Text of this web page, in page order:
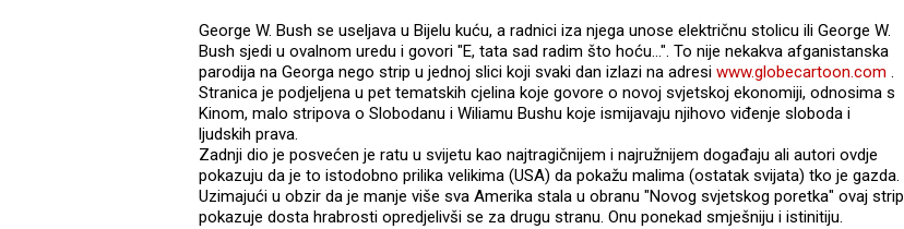
George W. Bush se useljava u Bijelu kuću, a radnici iza njega unose električnu stolicu ili George W.
Bush sjedi u ovalnom uredu i govori "E, tata sad radim što hoću...". To nije nekakva afganistanska
parodija na Georga nego strip u jednoj slici koji svaki dan izlazi na adresi www.globecartoon.com .
Stranica je podjeljena u pet tematskih cjelina koje govore o novoj svjetskoj ekonomiji, odnosima s
Kinom, malo stripova o Slobodanu i Wiliamu Bushu koje ismijavaju njihovo viđenje sloboda i
ljudskih prava.
Zadnji dio je posvećen je ratu u svijetu kao najtragičnijem i najružnijem događaju ali autori ovdje
pokazuju da je to istodobno prilika velikima (USA) da pokažu malima (ostatak svijata) tko je gazda.
Uzimajući u obzir da je manje više sva Amerika stala u obranu "Novog svjetskog poretka" ovaj strip
pokazuje dosta hrabrosti opredjelivši se za drugu stranu. Onu ponekad smješniju i istinitiju.